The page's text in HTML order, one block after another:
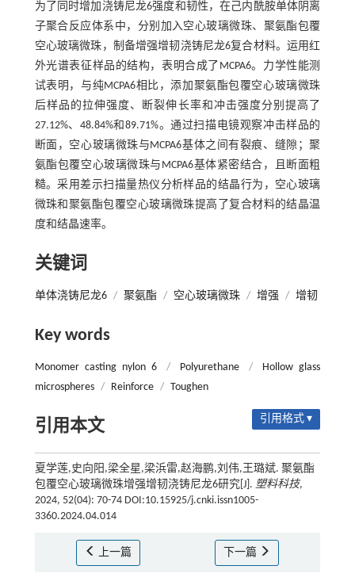
为了同时增加浇铸尼龙6强度和韧性，在己内酰胺单体阴离
子聚合反应体系中，分别加入空心玻璃微珠、聚氨酯包覆
空心玻璃微珠，制备增强增韧浇铸尼龙6复合材料。运用红
外光谱表征样品的结构，表明合成了MCPA6。力学性能测
试表明，与纯MCPA6相比，添加聚氨酯包覆空心玻璃微珠
后样品的拉伸强度、断裂伸长率和冲击强度分别提高了
27.12%、48.84%和89.71%。通过扫描电镜观察冲击样品的
断面，空心玻璃微珠与MCPA6基体之间有裂痕、缝隙；聚
氨酯包覆空心玻璃微珠与MCPA6基体紧密结合，且断面粗
糙。采用差示扫描量热仪分析样品的结晶行为，空心玻璃
微珠和聚氨酯包覆空心玻璃微珠提高了复合材料的结晶温
度和结晶速率。
关键词
单体浇铸尼龙6 / 聚氨酯 / 空心玻璃微珠 / 增强 / 增韧
Key words
Monomer casting nylon 6 / Polyurethane /
Hollow glass
microspheres / Reinforce / Toughen
引用本文 引用格式 ▾
夏学莲,史向阳,梁全星,梁浜雷,赵海鹏,刘伟,王璐斌. 聚氨酯
包覆空心玻璃微珠增强增韧浇铸尼龙6研究[J]. 塑料科技,
2024, 52(04): 70-74 DOI:10.15925/j.cnki.issn1005-
3360.2024.04.014
上一篇 下一篇